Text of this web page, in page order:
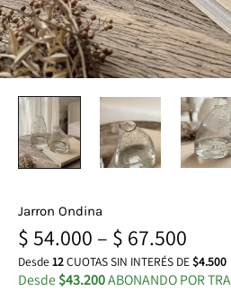
Jarron Ondina
$54.000 – $ 67.500
Desde12CUOTAS SIN INTERÉS DE$4.500
Desde$43.200ABONANDO POR